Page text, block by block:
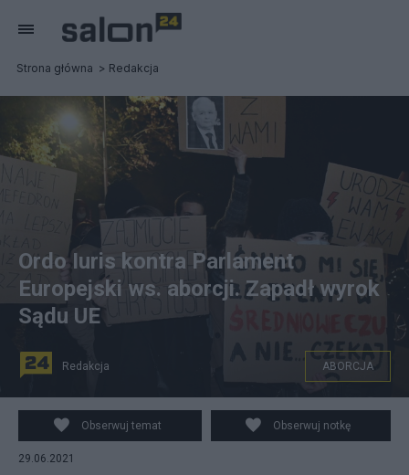
Strona główna Redakcja
Po wyroku TK wybuchły w Polsce protesty, a sędziów
skrytykował europarlament w rezolucji.
Ordo Iuris kontra Parlament
Europejski ws. aborcji. Zapadł wyrok
Sądu UE
Redakcja ABORCJA
Obserwuj temat Obserwuj notkę
29.06.2021